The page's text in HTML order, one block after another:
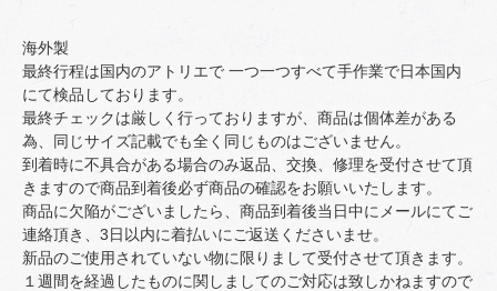
海外製
最終行程は国内のアトリエで 一つ一つすべて手作業で日本国内
にて検品しております。
最終チェックは厳しく行っておりますが、商品は個体差がある
為、同じサイズ記載でも全く同じものはございません。
到着時に不具合がある場合のみ返品、交換、修理を受付させて頂
きますので商品到着後必ず商品の確認をお願いいたします。
商品に欠陥がございましたら、商品到着後当日中にメールにてご
連絡頂き、3日以内に着払いにご返送くださいませ。
新品のご使用されていない物に限りまして受付させて頂きます。
１週間を経過したものに関しましてのご対応は致しかねますので